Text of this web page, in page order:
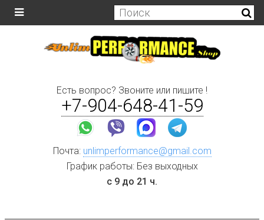
Есть вопрос? Звоните или пишите !
+7-904-648-41-59
Почта: unlimperformance@gmail.com
График работы: Без выходных
с 9 до 21 ч.